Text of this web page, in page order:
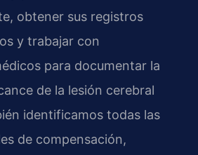
obtener sus registros
y trabajar con
para documentar la
de la lesión cerebral
identificamos todas las
de compensación,